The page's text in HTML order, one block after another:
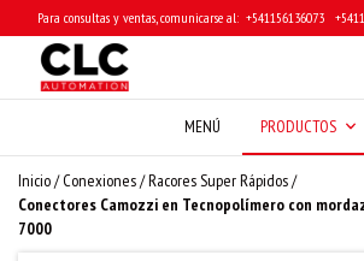
Para consultas y ventas, comunicarse al: ‎ +541156136073
MENÚ PRODUCTOS
Inicio/ Conexiones/Racores Super Rápidos/
Conectores Camozzi en Tecnopolímero con
7000